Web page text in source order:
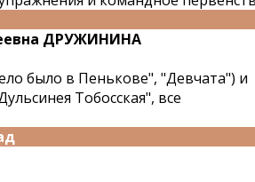
ДРУЖИНИНА
было в Пенькове", "Девчата") и
Тобосская", все